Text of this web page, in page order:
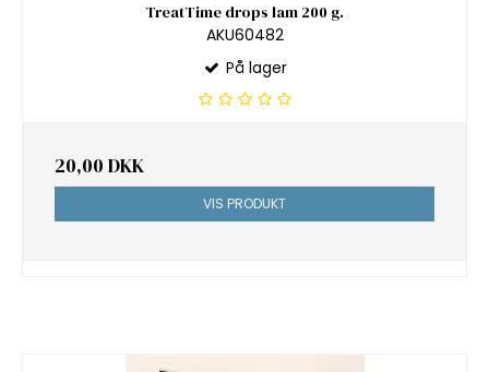
TreatTime drops lam 200 g.
AKU60482
På lager
20,00 DKK
VIS PRODUKT